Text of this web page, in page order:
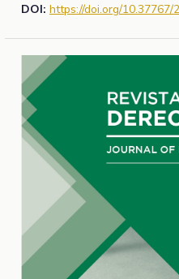
DOI: https://doi.org/